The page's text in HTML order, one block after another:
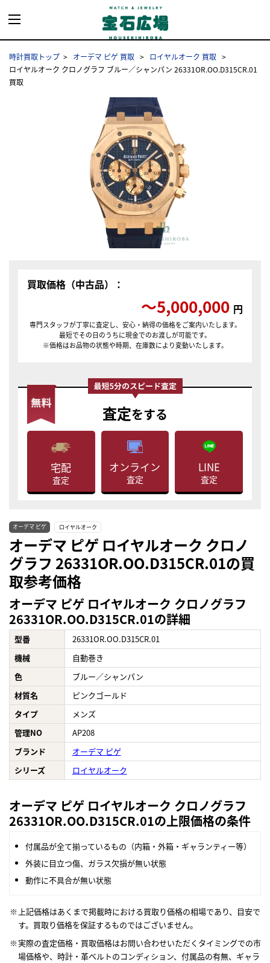
時計買取トップ オーデマ ピゲ 買取
ロイヤルオーク 買取
ロイヤルオーク クロノグラフ ブルー／シャンパン 26331OR.OO.D315CR.01
買取
買取価格（中古品）：
〜5,000,000 円
専門スタッフが丁寧に査定し、安心・納得の価格をご案内いたします。
最短でその日のうちに現金でのお渡しが可能です。
※価格はお品物の状態や時期、在庫数により変動いたします。
査定をする
宅配
査定
オンライン
査定
LINE
査定
オーデマ ピゲ ロイヤルオーク
オーデマ ピゲ ロイヤルオーク クロノ
グラフ 26331OR.OO.D315CR.01の買
取参考価格
オーデマ ピゲ ロイヤルオーク クロノグラフ
26331OR.OO.D315CR.01の詳細
型番
26331OR.OO.D315CR.01
機械
自動巻き
色
ブルー／シャンパン
材質名
ピンクゴールド
タイプ
メンズ
管理NO
AP208
ブランド
オーデマ ピゲ
シリーズ
ロイヤルオーク
オーデマ ピゲ ロイヤルオーク クロノグラフ
26331OR.OO.D315CR.01の上限価格の条件
付属品が全て揃っているもの（内箱・外箱・ギャランティー等）
外装に目立つ傷、ガラス欠損が無い状態
動作に不具合が無い状態
上記価格はあくまで掲載時における買取り価格の相場であり、目安で
す。買取り価格を保証するものではございません。
実際の査定価格・買取価格はお問い合わせいただくタイミングでの市
場価格や、時計・革ベルトのコンディション、付属品の有無、ギャラ